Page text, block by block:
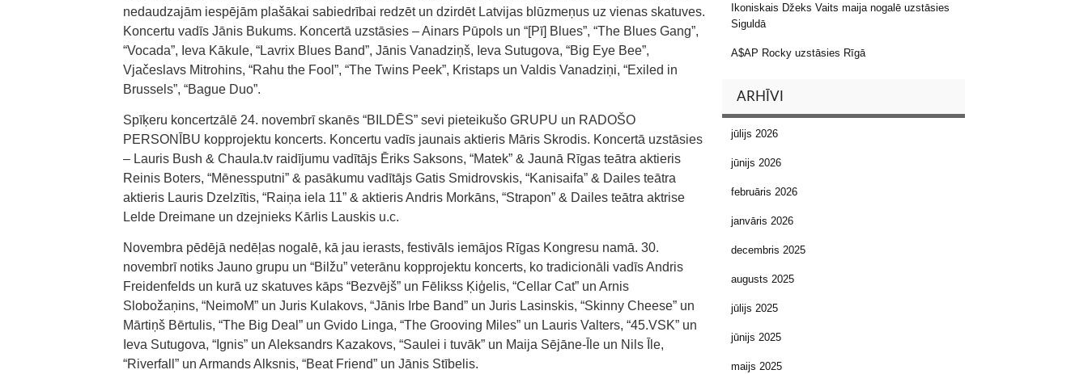
nedaudzajām iespējām plašākai sabiedrībai redzēt un dzirdēt Latvijas blūzmeņus uz vienas skatuves.
Koncertu vadīs Jānis Bukums. Koncertā uzstāsies – Ainars Pūpols un “[Pī] Blues”, “The Blues Gang”,
“Vocada”, Ieva Kākule, “Lavrix Blues Band”, Jānis Vanadziņš, Ieva Sutugova, “Big Eye Bee”,
Vjačeslavs Mitrohins, “Rahu the Fool”, “The Twins Peek”, Kristaps un Valdis Vanadziņi, “Exiled in
Brussels”, “Bague Duo”.
Spīķeru koncertzālē 24. novembrī skanēs “BILDĒS” sevi pieteikušo GRUPU un RADOŠO
PERSONĪBU kopprojektu koncerts. Koncertu vadīs jaunais aktieris Māris Skrodis. Koncertā uzstāsies
– Lauris Bush & Chaula.tv raidījumu vadītājs Ēriks Saksons, “Matek” & Jaunā Rīgas teātra aktieris
Reinis Boters, “Mēnessputni” & pasākumu vadītājs Gatis Smidrovskis, “Kanisaifa” & Dailes teātra
aktieris Lauris Dzelzītis, “Raiņa iela 11” & aktieris Andris Morkāns, “Strapon” & Dailes teātra aktrise
Lelde Dreimane un dzejnieks Kārlis Lauskis u.c.
Novembra pēdējā nedēļas nogalē, kā jau ierasts, festivāls iemājos Rīgas Kongresu namā. 30.
novembrī notiks Jauno grupu un “Bilžu” veterānu kopprojektu koncerts, ko tradicionāli vadīs Andris
Freidenfelds un kurā uz skatuves kāps “Bezvējš” un Fēlikss Ķiģelis, “Cellar Cat” un Arnis
Slobožaņins, “NeimoM” un Juris Kulakovs, “Jānis Irbe Band” un Juris Lasinskis, “Skinny Cheese” un
Mārtiņš Bērtulis, “The Big Deal” un Gvido Linga, “The Grooving Miles” un Lauris Valters, “45.VSK” un
Ieva Sutugova, “Ignis” un Aleksandrs Kazakovs, “Saulei i tuvāk” un Maija Sējāne-Īle un Nils Īle,
“Riverfall” un Armands Alksnis, “Beat Friend” un Jānis Stībelis.
Ikoniskais Džeks Vaits maija nogalē uzstāsies
Siguldā
A$AP Rocky uzstāsies Rīgā
ARHĪVI
jūlijs 2026
jūnijs 2026
februāris 2026
janvāris 2026
decembris 2025
augusts 2025
jūlijs 2025
jūnijs 2025
maijs 2025